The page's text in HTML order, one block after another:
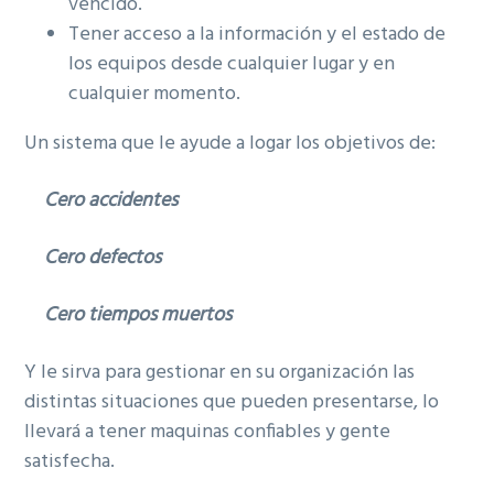
Tener acceso a la información y el estado de
los equipos desde cualquier lugar y en
cualquier momento.
Un sistema que le ayude a logar los objetivos de:
Cero accidentes
Cero defectos
Cero tiempos muertos
Y le sirva para gestionar en su organización las
distintas situaciones que pueden presentarse, lo
llevará a tener maquinas confiables y gente
satisfecha.